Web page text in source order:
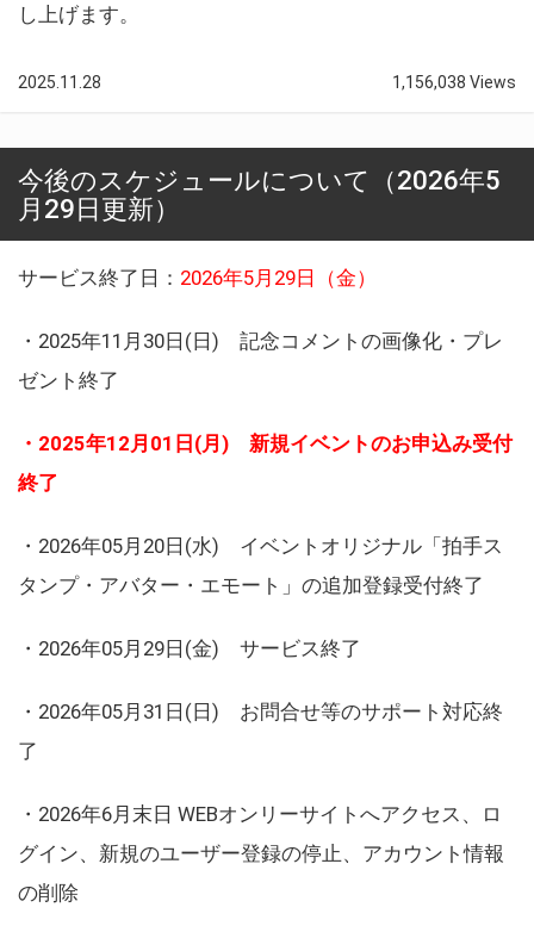
し上げます。
2025.11.28 1,156,038 Views
今後のスケジュールについて（2026年5
月29日更新）
サービス終了日： 2026年5月29日（金）
・2025年11月30日(日) 記念コメントの画像化・プレ
ゼント終了
・2025年12月01日(月) 新規イベントのお申込み受付
終了
・2026年05月20日(水) イベントオリジナル「拍手ス
タンプ・アバター・エモート」の追加登録受付終了
・2026年05月29日(金) サービス終了
・2026年05月31日(日) お問合せ等のサポート対応終
了
・2026年6月末日 WEBオンリーサイトへアクセス、ロ
グイン、新規のユーザー登録の停止、アカウント情報
の削除